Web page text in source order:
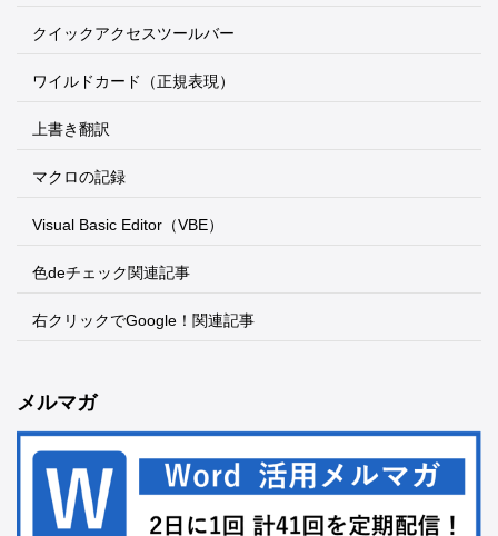
クイックアクセスツールバー
ワイルドカード（正規表現）
上書き翻訳
マクロの記録
Visual Basic Editor（VBE）
色deチェック関連記事
右クリックでGoogle！関連記事
メルマガ